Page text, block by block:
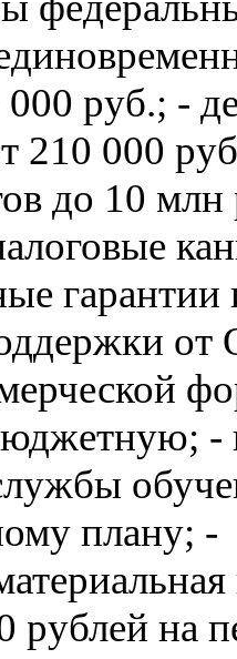
руб.; -
210 000
до 10
-
плану; -
рублей на